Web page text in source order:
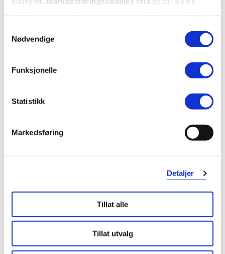
Nødvendige
Funksjonelle
Statistikk
Markedsføring
Detaljer
Tillat alle
Tillat utvalg
1 stk.
149,-
Kjøp
1 sett